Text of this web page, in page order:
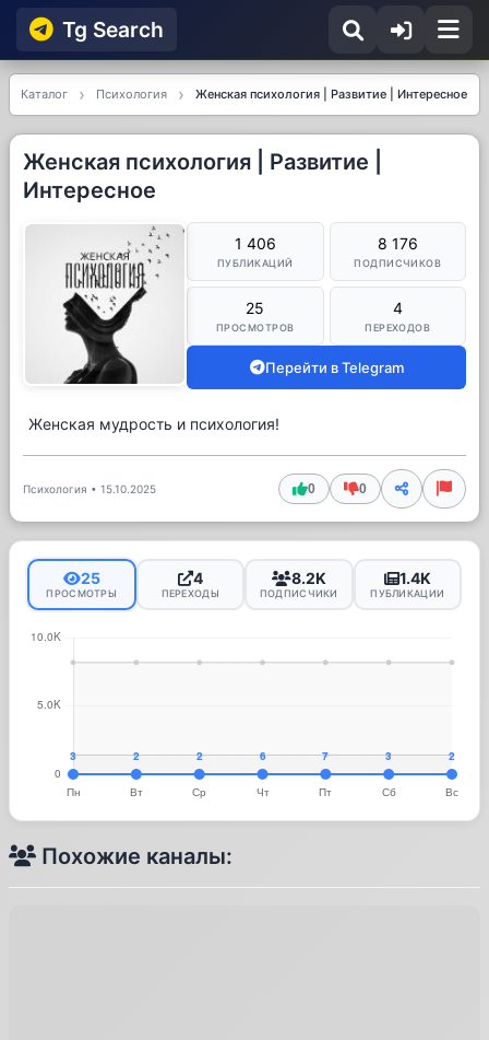
Tg Searсh
Каталог Психология Женская психология | Развитие | Интересное
Женская психология | Развитие |
Интересное
1 406
ПУБЛИКАЦИЙ
8 176
ПОДПИСЧИКОВ
25
ПРОСМОТРОВ
4
ПЕРЕХОДОВ
Перейти в Telegram
Женская мудрость и психология!
Психология • 15.10.2025 0 0
25
ПРОСМОТРЫ
4
ПЕРЕХОДЫ
8.2K
ПОДПИСЧИКИ
1.4K
ПУБЛИКАЦИИ
Похожие каналы: